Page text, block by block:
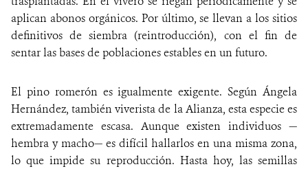
aplican abonos orgánicos. Por último, se llevan a los sitios
definitivos de siembra (reintroducción), con el fin de
sentar las bases de poblaciones estables en un futuro.
El pino romerón es igualmente exigente. Según Ángela
Hernández, también viverista de la Alianza, esta especie es
extremadamente escasa. Aunque existen individuos —
hembra y macho— es difícil hallarlos en una misma zona,
lo que impide su reproducción. Hasta hoy, las semillas